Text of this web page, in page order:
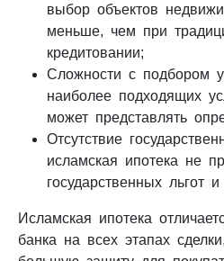
выбор объектов
меньше, чем при
кредитовании;
Сложности с подбором
наиболее подходящих
может представлять
Отсутствие
исламская ипотека не
государственных льгот
Исламская ипотека
банка на всех этапах